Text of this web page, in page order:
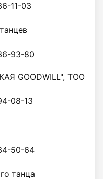
11-03
93-80
GOODWILL", ТОО
08-13
50-64
танца